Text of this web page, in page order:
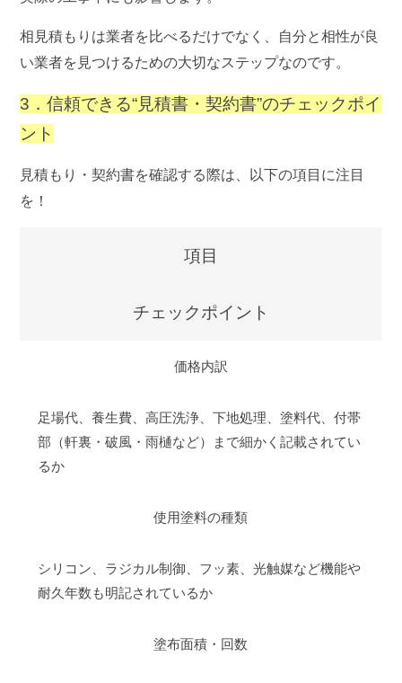
相見積もりは業者を比べるだけでなく、自分と相性が良
い業者を見つけるための大切なステップなのです。
3．信頼できる“見積書・契約書”のチェックポイ
ント
見積もり・契約書を確認する際は、以下の項目に注目
を！
項目
チェックポイント
価格内訳
足場代、養生費、高圧洗浄、下地処理、塗料代、付帯
部（軒裏・破風・雨樋など）まで細かく記載されてい
るか
使用塗料の種類
シリコン、ラジカル制御、フッ素、光触媒など機能や
耐久年数も明記されているか
塗布面積・回数